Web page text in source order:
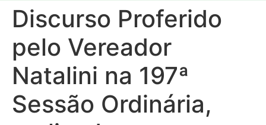
Discurso Proferido
pelo Vereador
Natalini na 197ª
Sessão Ordinária,